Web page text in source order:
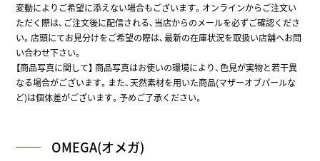
変動によりご希望に添えない場合もございます。オンラインからご注文い
ただく際は、ご注文後に配信される、当店からのメールを必ずご確認くださ
い。店頭にてお見分けをご希望の際は、最新の在庫状況を取扱い店舗へお問
い合わせ下さい。
【商品写真に関して】 商品写真はお使いの環境により、色見が実物と若干異
なる場合がございます。また、天然素材を用いた商品(マザーオブパールな
ど)は個体差がございます。予めご了承ください。
OMEGA(オメガ)